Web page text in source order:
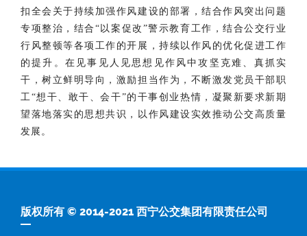
扣全会关于持续加强作风建设的部署，结合作风突出问题
专项整治，结合“以案促改”警示教育工作，结合公交行业
行风整顿等各项工作的开展，持续以作风的优化促进工作
的提升。在见事见人见思想见作风中攻坚克难、真抓实
干，树立鲜明导向，激励担当作为，不断激发党员干部职
工“想干、敢干、会干”的干事创业热情，凝聚新要求新期
望落地落实的思想共识，以作风建设实效推动公交高质量
发展。
版权所有 © 2014-2021 西宁公交集团有限责任公司